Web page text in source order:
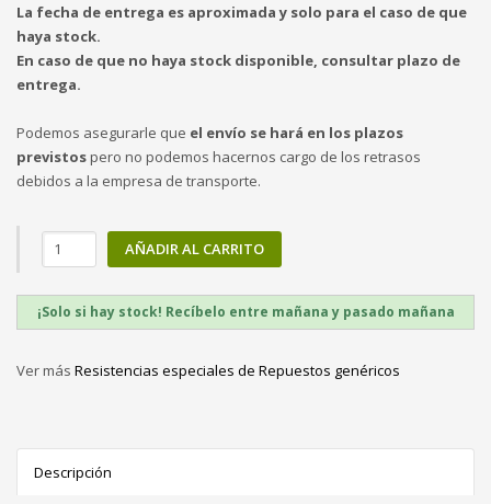
La fecha de entrega es aproximada y solo para el caso de que
haya stock.
En caso de que no haya stock disponible, consultar plazo de
entrega.
Podemos asegurarle que el envío se hará en los plazos
previstospero no podemos hacernos cargo de los retrasos
debidos a la empresa de transporte.
AÑADIR AL CARRITO
¡Solo si hay stock! Recíbelo entre mañana y pasado mañana
Ver más Resistencias especiales de Repuestos genéricos
Descripción